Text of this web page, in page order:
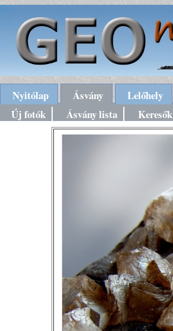
Nyitólap Ásvány Lelőhely
Új fotók
Ásvány lista Keresők